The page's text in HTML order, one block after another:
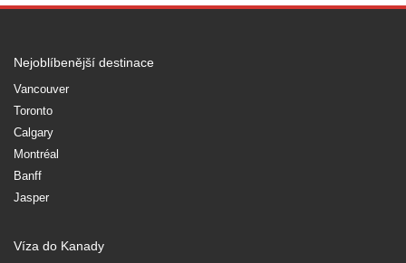
Nejoblíbenější destinace
Vancouver
Toronto
Calgary
Montréal
Banff
Jasper
Víza do Kanady